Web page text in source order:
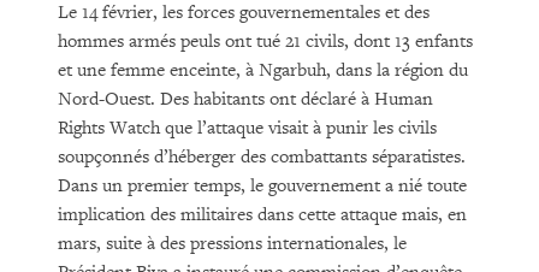
Le 14 février, les forces gouvernementales et des
hommes armés peuls ont tué 21 civils, dont 13 enfants
et une femme enceinte, à Ngarbuh, dans la région du
Nord-Ouest. Des habitants ont déclaré à Human
Rights Watch que l’attaque visait à punir les civils
soupçonnés d’héberger des combattants séparatistes.
Dans un premier temps, le gouvernement a nié toute
implication des militaires dans cette attaque mais, en
mars, suite à des pressions internationales, le